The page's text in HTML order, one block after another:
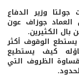
وزير الدفاع
جوزاف عون
الكثيرين.
الوقوف أكثر
كيف يستطيع
الظروف التي